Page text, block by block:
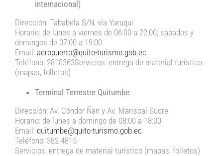
internacional)
Dirección: Tababela S/N, vía Yaruqui
Horario: de lunes a viernes de 06:00 a 22:00; sábados y
domingos de 07:00 a 19:00
Email: aeropuerto@quito-turismo.gob.ec
Teléfono: 2818363Servicios: entrega de material turístico
(mapas, folletos)
Terminal Terrestre Quitumbe
Dirección: Av. Cóndor Ñan y Av. Mariscal Sucre
Horario: de lunes a domingo de 08:00 a 18:00
Email: quitumbe@quito-turismo.gob.ec
Teléfono: 382 4815
Servicios: entrega de material turístico (mapas, folletos)